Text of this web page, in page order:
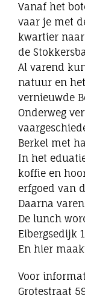
Vanaf het
vaar je met
kwartier
de
Al varend
natuur en
vernieuwde
Onderweg
Berkel met
In het
koffie en
erfgoed van
Daarna
De lunch
Eibergsedijk
En hier
Voor
Grotestraat